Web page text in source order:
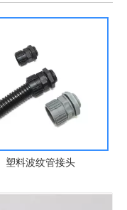
塑料波纹管接头